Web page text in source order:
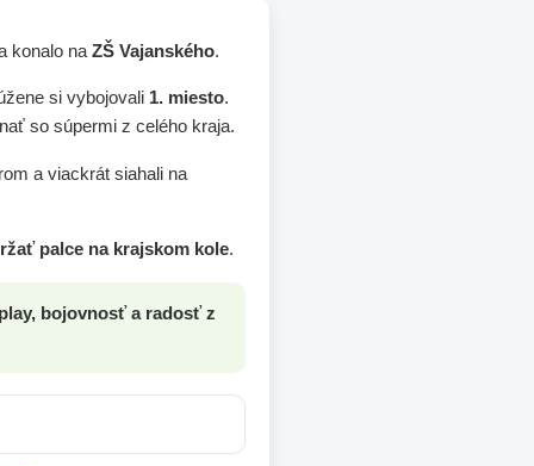
konalo na ZŠ Vajanského.
si vybojovali 1. miesto.
so súpermi z celého kraja.
a viackrát siahali na
palce na krajskom kole.
bojovnosť a radosť z